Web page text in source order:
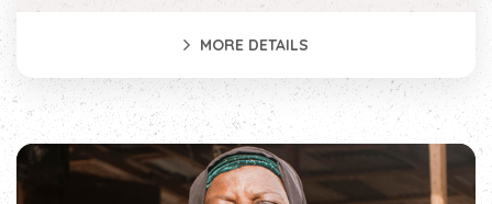
MORE DETAILS